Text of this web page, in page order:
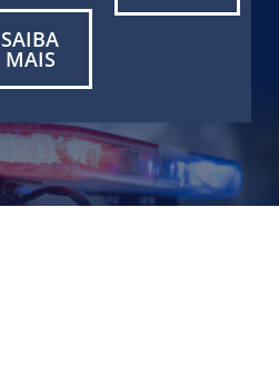
SAIBA
MAIS